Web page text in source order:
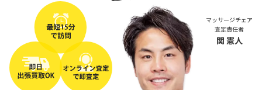
マッサージチェア
査定責任者
関 憲人